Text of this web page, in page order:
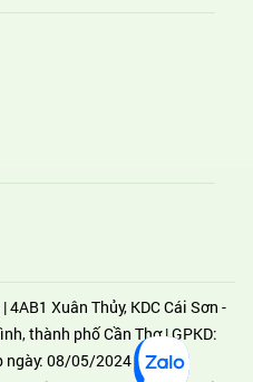
| 4AB1 Xuân Thủy, KDC Cái Sơn -
thành phố Cần Thơ | GPKD:
ngày: 08/05/2024